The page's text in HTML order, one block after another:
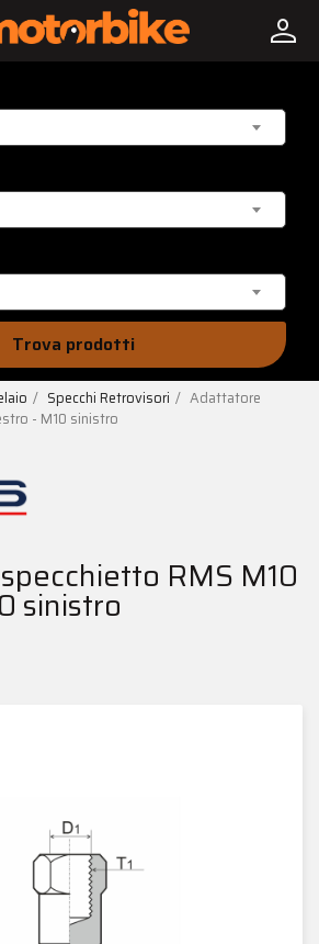
person
Trova prodotti
Specchi Retrovisori
Adattatore
- M10 sinistro
RMS M10
sinistro